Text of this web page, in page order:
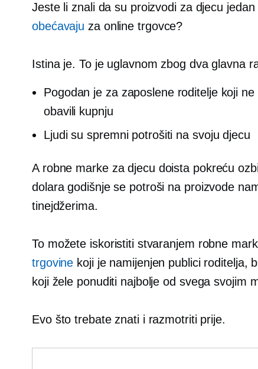
Jeste li znali da su proizvodi za djecu jedan
obećavaju za online trgovce?
Istina je. To je uglavnom zbog dva glavna
Pogodan je za zaposlene roditelje koji
obavili kupnju
Ljudi su spremni potrošiti na svoju djecu
A robne marke za djecu doista pokreću
dolara godišnje se potroši na proizvode
tinejdžerima.
To možete iskoristiti stvaranjem robne
trgovine koji je namijenjen publici roditelja,
koji žele ponuditi najbolje od svega svojim
Evo što trebate znati i razmotriti prije.